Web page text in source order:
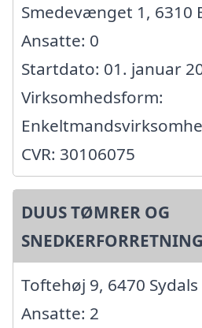
Smedevænget 1, 6310
Ansatte: 0
Startdato: 01. januar
Virksomhedsform:
CVR: 30106075
DUUS TØMRER OG
Toftehøj 9, 6470 Sydals
Ansatte: 2